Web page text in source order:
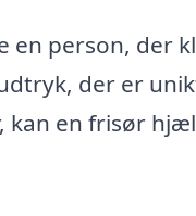
en person, der
der er
en frisør